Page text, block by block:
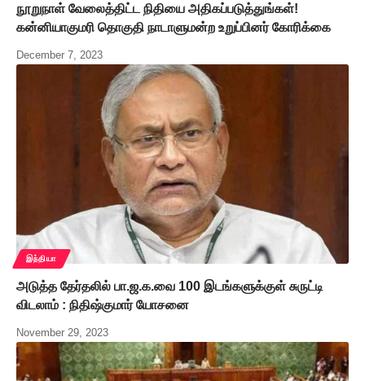
நூறுநாள் வேலைத்திட்ட நிதியை அதிகப்படுத்துங்கள்!
கன்னியாகுமரி தொகுதி நாடாளுமன்ற உறுப்பினர் கோரிக்கை
December 7, 2023
இந்தியா
அடுத்த தேர்தலில் பா.ஜ.க.வை 100 இடங்களுக்குள் சுருட்டி
விடலாம் : நிதிஷ்குமார் யோசனை
November 29, 2023